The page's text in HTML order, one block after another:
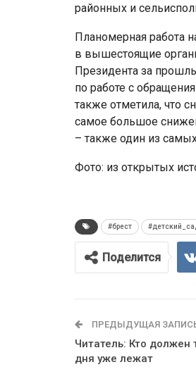
районных и
Планомерная работа
в вышестоящие
Президента за
по работе с
также отметила, что
самое большое
– также один из
Фото: из открытых
#брест
Поделится
ПРЕДЫДУЩАЯ
Читатель: Кто должен
дня уже лежат